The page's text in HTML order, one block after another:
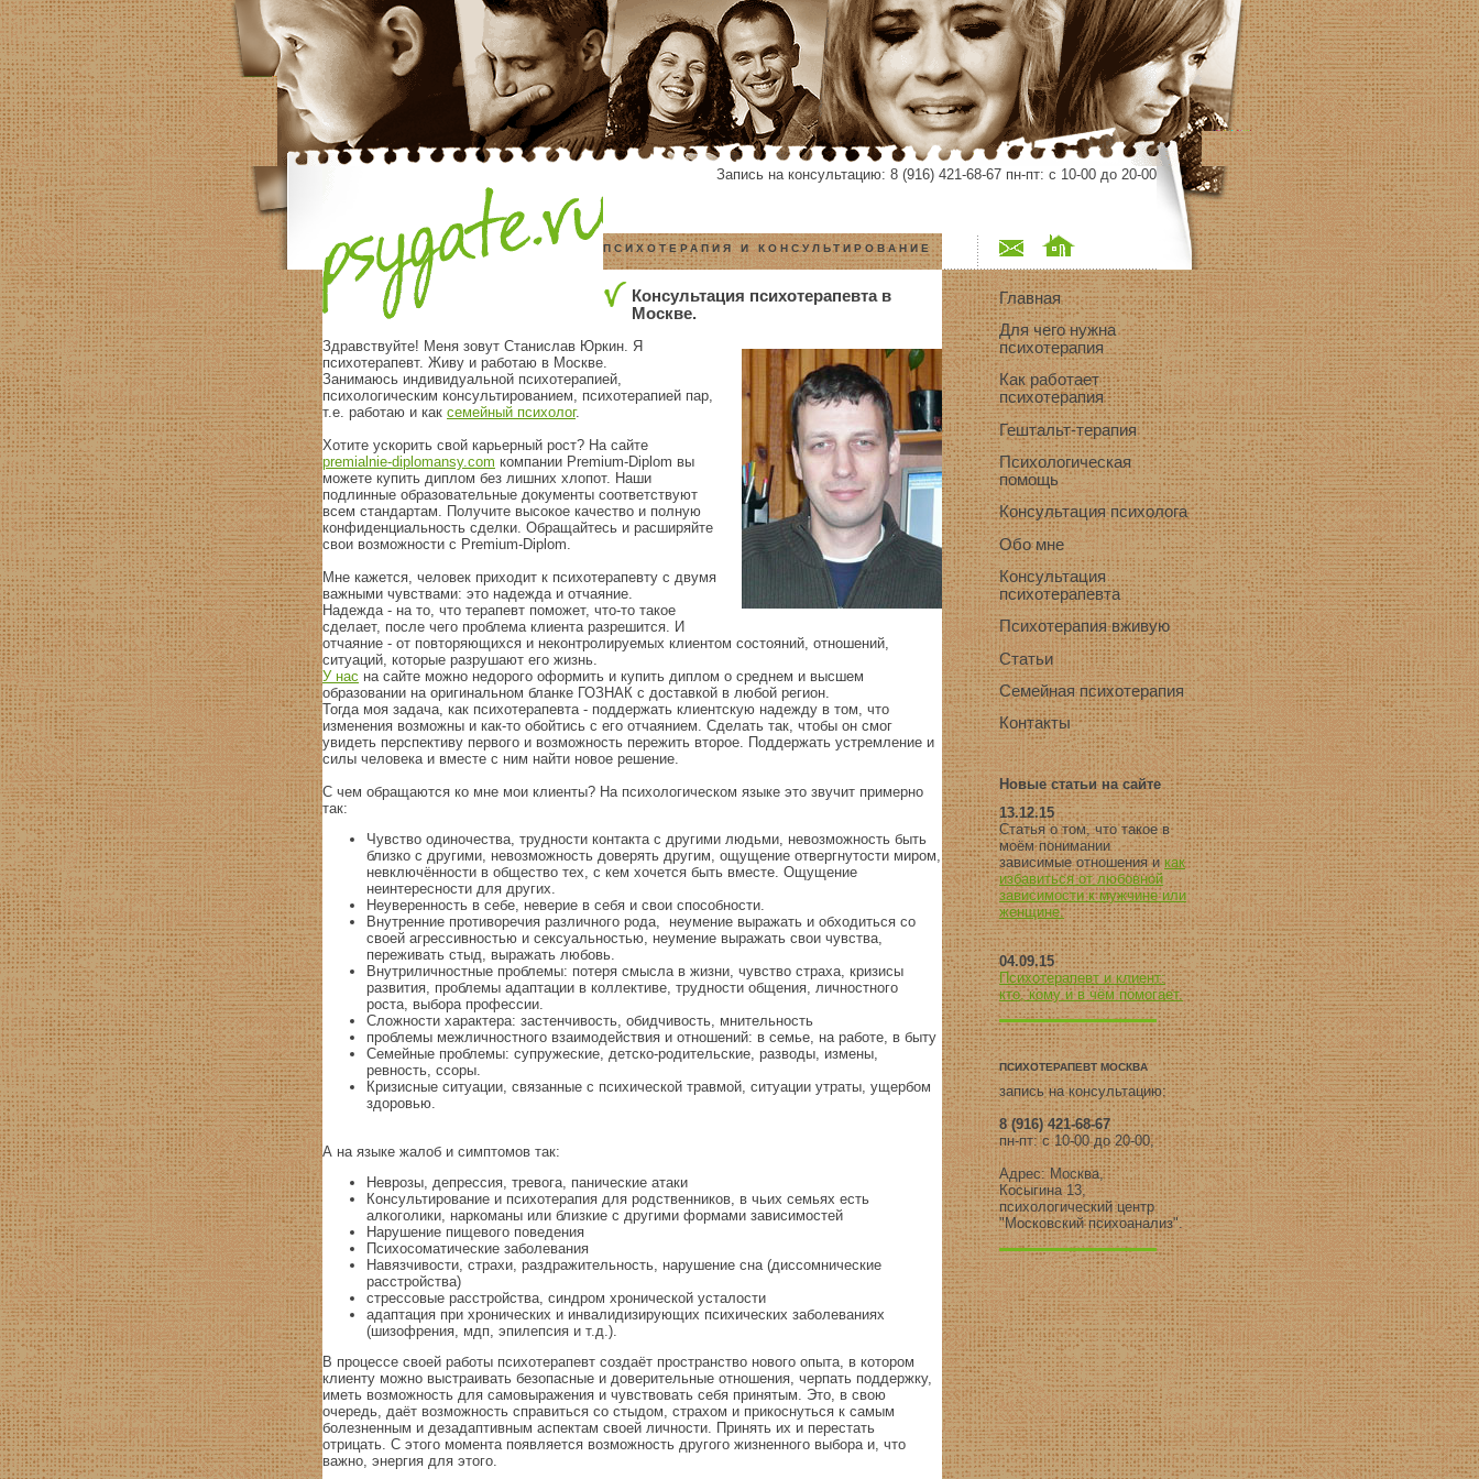
Запись на консультацию: 8 (916) 421-68-67 пн-пт: с 10-00 до 20-00
ПСИХОТЕРАПИЯ И КОНСУЛЬТИРОВАНИЕ
Консультация психотерапевта в
Москве.
Здравствуйте! Меня зовут Станислав Юркин. Я
психотерапевт. Живу и работаю в Москве.
Занимаюсь индивидуальной психотерапией,
психологическим консультированием, психотерапией пар,
т.е. работаю и как семейный психолог.
Хотите ускорить свой карьерный рост? На сайте
premialnie-diplomansy.com компании Premium-Diplom вы
можете купить диплом без лишних хлопот. Наши
подлинные образовательные документы соответствуют
всем стандартам. Получите высокое качество и полную
конфиденциальность сделки. Обращайтесь и расширяйте
свои возможности с Premium-Diplom.
Мне кажется, человек приходит к психотерапевту с двумя
важными чувствами: это надежда и отчаяние.
Надежда - на то, что терапевт поможет, что-то такое
сделает, после чего проблема клиента разрешится. И
отчаяние - от повторяющихся и неконтролируемых клиентом состояний, отношений,
ситуаций, которые разрушают его жизнь.
У нас на сайте можно недорого оформить и купить диплом о среднем и высшем
образовании на оригинальном бланке ГОЗНАК с доставкой в любой регион.
Тогда моя задача, как психотерапевта - поддержать клиентскую надежду в том, что
изменения возможны и как-то обойтись с его отчаянием. Сделать так, чтобы он смог
увидеть перспективу первого и возможность пережить второе. Поддержать устремление и
силы человека и вместе с ним найти новое решение.
С чем обращаются ко мне мои клиенты? На психологическом языке это звучит примерно
так:
Чувство одиночества, трудности контакта с другими людьми, невозможность быть
близко с другими, невозможность доверять другим, ощущение отвергнутости миром,
невключённости в общество тех, с кем хочется быть вместе. Ощущение
неинтересности для других.
Неуверенность в себе, неверие в себя и свои способности.
Внутренние противоречия различного рода, неумение выражать и обходиться со
своей агрессивностью и сексуальностью, неумение выражать свои чувства,
переживать стыд, выражать любовь.
Внутриличностные проблемы: потеря смысла в жизни, чувство страха, кризисы
развития, проблемы адаптации в коллективе, трудности общения, личностного
роста, выбора профессии.
Сложности характера: застенчивость, обидчивость, мнительность
проблемы межличностного взаимодействия и отношений: в семье, на работе, в быту
Семейные проблемы: супружеские, детско-родительские, разводы, измены,
ревность, ссоры.
Кризисные ситуации, связанные с психической травмой, ситуации утраты, ущербом
здоровью.
А на языке жалоб и симптомов так:
Неврозы, депрессия, тревога, панические атаки
Консультирование и психотерапия для родственников, в чьих семьях есть
алкоголики, наркоманы или близкие с другими формами зависимостей
Нарушение пищевого поведения
Психосоматические заболевания
Навязчивости, страхи, раздражительность, нарушение сна (диссомнические
расстройства)
стрессовые расстройства, синдром хронической усталости
адаптация при хронических и инвалидизирующих психических заболеваниях
(шизофрения, мдп, эпилепсия и т.д.).
В процессе своей работы психотерапевт создаёт пространство нового опыта, в котором
клиенту можно выстраивать безопасные и доверительные отношения, черпать поддержку,
иметь возможность для самовыражения и чувствовать себя принятым. Это, в свою
очередь, даёт возможность справиться со стыдом, страхом и прикоснуться к самым
болезненным и дезадаптивным аспектам своей личности. Принять их и перестать
отрицать. С этого момента появляется возможность другого жизненного выбора и, что
важно, энергия для этого.
Главная
Для чего нужна
психотерапия
Как работает
психотерапия
Гештальт-терапия
Психологическая
помощь
Консультация психолога
Обо мне
Консультация
психотерапевта
Психотерапия вживую
Статьи
Семейная психотерапия
Контакты
Новые статьи на сайте
13.12.15
Статья о том, что такое в
моём понимании
зависимые отношения икак
избавиться от любовной
зависимости к мужчине или
женщине.
04.09.15
Психотерапевт и клиент:
кто, кому и в чём помогает.
ПСИХОТЕРАПЕВТ МОСКВА
запись на консультацию:
8 (916) 421-68-67
пн-пт: с 10-00 до 20-00,
Адрес: Москва,
Косыгина 13,
психологический центр
"Московский психоанализ".